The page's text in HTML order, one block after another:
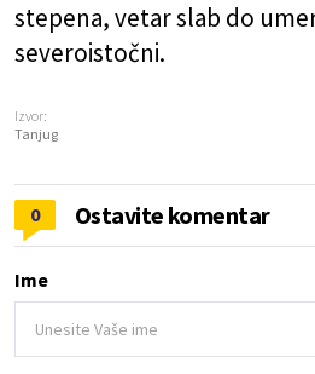
stepena, vetar slab do
severoistočni.
Izvor:
Tanjug
0 Ostavite komentar
Ime